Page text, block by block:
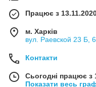
Працює з
м. Харків
вул. Раевской 23 Б,
Контакти
Сьогодні працює з
Показати весь